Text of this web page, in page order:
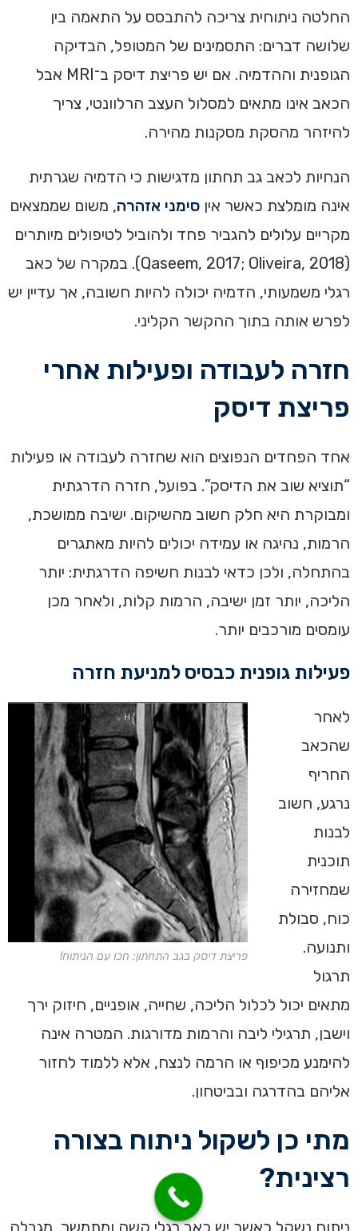
החלטה ניתוחית צריכה להתבסס על התאמה בין
שלושה דברים: התסמינים של המטופל, הבדיקה
הגופנית וההדמיה. אם יש פריצת דיסק ב־MRI אבל
הכאב אינו מתאים למסלול העצב הרלוונטי, צריך
להיזהר מהסקת מסקנות מהירה.
הנחיות לכאב גב תחתון מדגישות כי הדמיה שגרתית
אינה מומלצת כאשר אין סימני אזהרה, משום שממצאים
מקריים עלולים להגביר פחד ולהוביל לטיפולים מיותרים
(Qaseem, 2017; Oliveira, 2018). במקרה של כאב
רגלי משמעותי, הדמיה יכולה להיות חשובה, אך עדיין יש
לפרש אותה בתוך ההקשר הקליני.
חזרה לעבודה ופעילות אחרי
פריצת דיסק
אחד הפחדים הנפוצים הוא שחזרה לעבודה או פעילות
“תוציא שוב את הדיסק”. בפועל, חזרה הדרגתית
ומבוקרת היא חלק חשוב מהשיקום. ישיבה ממושכת,
הרמות, נהיגה או עמידה יכולים להיות מאתגרים
בהתחלה, ולכן כדאי לבנות חשיפה הדרגתית: יותר
הליכה, יותר זמן ישיבה, הרמות קלות, ולאחר מכן
עומסים מורכבים יותר.
פעילות גופנית כבסיס למניעת חזרה
פריצת דיסק בגב התחתון: חכו עם הניתוח!
לאחר
שהכאב
החריף
נרגע, חשוב
לבנות
תוכנית
שמחזירה
כוח, סבולת
ותנועה.
תרגול
מתאים יכול לכלול הליכה, שחייה, אופניים, חיזוק ירך
וישבן, תרגילי ליבה והרמות מדורגות. המטרה אינה
להימנע מכיפוף או הרמה לנצח, אלא ללמוד לחזור
אליהם בהדרגה ובביטחון.
מתי כן לשקול ניתוח בצורה
רצינית?